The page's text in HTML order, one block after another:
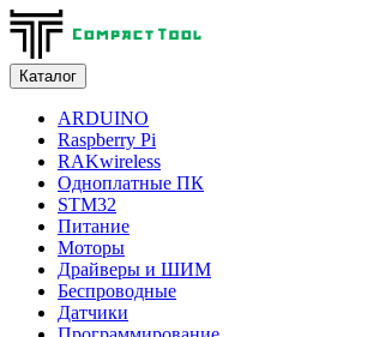
Каталог
ARDUINO
Raspberry Pi
RAKwireless
Одноплатные ПК
STM32
Питание
Моторы
Драйверы и ШИМ
Беспроводные
Датчики